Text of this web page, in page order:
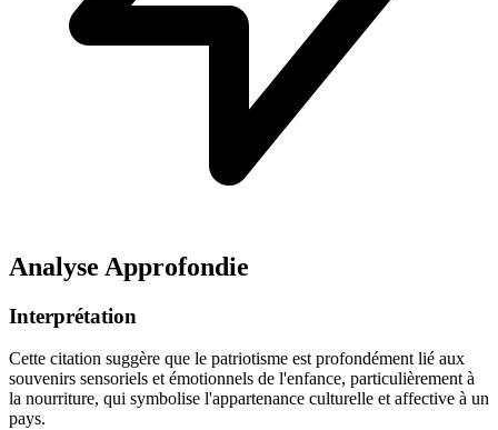
Analyse Approfondie
Interprétation
Cette citation suggère que le patriotisme est profondément lié aux
souvenirs sensoriels et émotionnels de l'enfance, particulièrement à
la nourriture, qui symbolise l'appartenance culturelle et affective à un
pays.